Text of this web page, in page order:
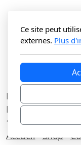
La Vitrine du N
Route du Lac 3C
1427 Bonvillars
Accueil Shop
Ce site peut
externes. Plus